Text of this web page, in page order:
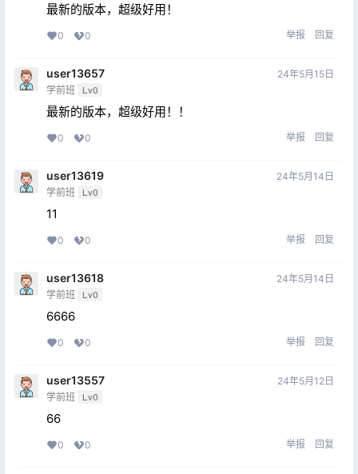
最新的版本，超级好用！
0 0 举报 回复
user13657
学前班 Lv0
24年5月15日
最新的版本，超级好用！！
0 0 举报 回复
user13619
学前班 Lv0
24年5月14日
11
0 0 举报 回复
user13618
学前班 Lv0
24年5月14日
6666
0 0 举报 回复
user13557
学前班 Lv0
24年5月12日
66
0 0 举报 回复